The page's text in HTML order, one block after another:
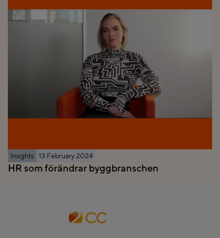
Insights 13 February 2024
HR som förändrar byggbranschen